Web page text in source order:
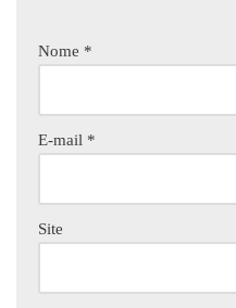
Nome *
E-mail *
Site